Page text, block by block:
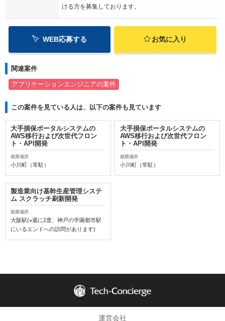
ける方を募集しております。
WEB応募する お気に入り
関連案件
アプリケーションエンジニアの案件
この案件を見ている人は、以下の案件も見ています
大手損保ポータルシステムの
AWS移行および次世代フロン
ト・API開発
就業場所
小川町（常駐）
大手損保ポータルシステムの
AWS移行および次世代フロン
ト・API開発
就業場所
小川町（常駐）
製造業向け基幹生産管理システ
ム スクラッチ刷新開発
就業場所
大阪駅(※週に2度、神戸の学園都市駅
にいるエンドへの訪問があります)
運営会社